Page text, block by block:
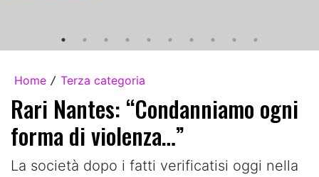
Home / Terza categoria
Rari Nantes: “Condanniamo ogni
forma di violenza…”
La società dopo i fatti verificatisi oggi nella